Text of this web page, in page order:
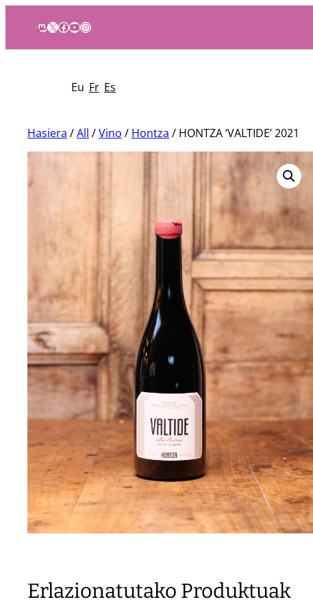
Mastodon
X Facebook
YouTube
Instagram
Eu Fr Es
Hasiera /All /Vino / Hontza / HONTZA ‘VALTIDE’ 2021
Erlazionatutako Produktuak